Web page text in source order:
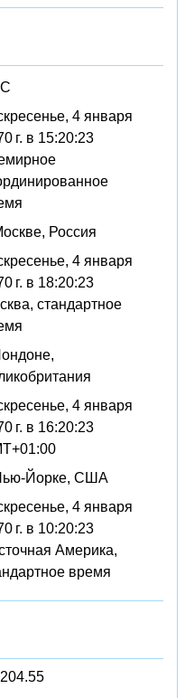
4 января
г. в 15:20:23
Россия
4 января
г. в 18:20:23
стандартное
4 января
г. в 16:20:23
Йорке, США
4 января
г. в 10:20:23
Америка,
время